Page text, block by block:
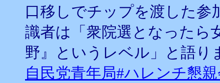
口移しでチップを渡した参
識者は「衆院選となったら
野』というレベル」と語り
自民党青年局#ハレンチ懇